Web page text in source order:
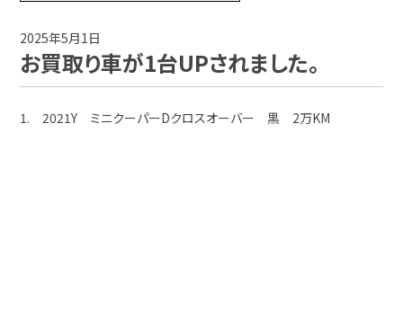
2025年5月1日
お買取り車が1台UPされました。
1. 2021Y ミニクーパーDクロスオーバー 黒 2万KM